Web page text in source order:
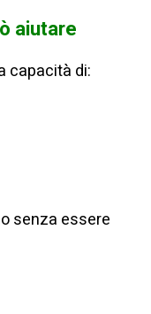
aiutare
capacità di:
senza essere